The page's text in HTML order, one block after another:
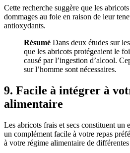
Cette recherche suggère que les
dommages au foie en raison de leur
antioxydants.
Résumé Dans deux études sur
que les abricots protégeaient le
causé par l’ingestion d’alcool.
sur l’homme sont nécessaires.
9. Facile à intégrer à
alimentaire
Les abricots frais et secs constituent un
un complément facile à votre repas
à votre régime alimentaire de